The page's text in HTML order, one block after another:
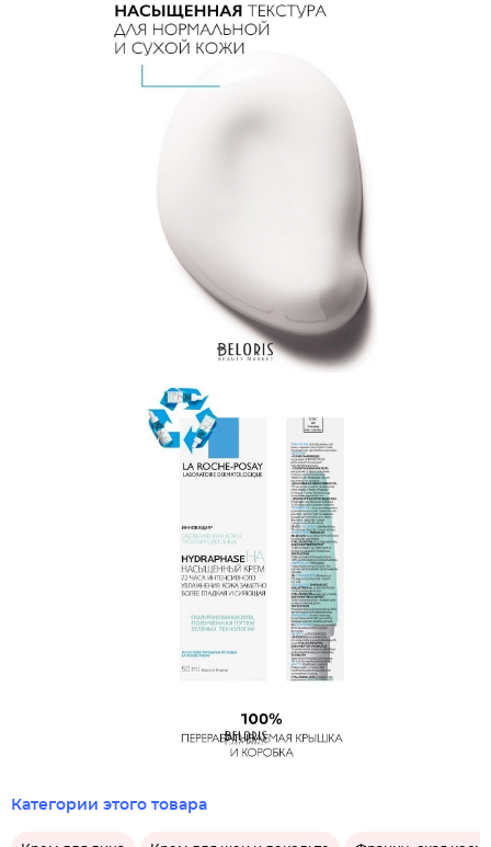
Категории этого товара